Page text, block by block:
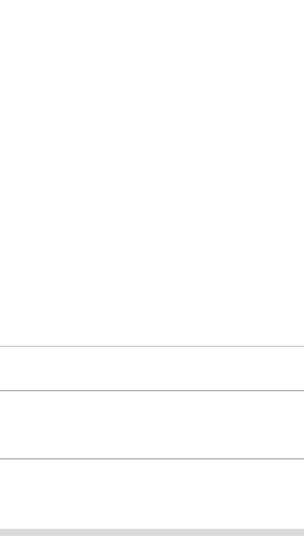
G1-